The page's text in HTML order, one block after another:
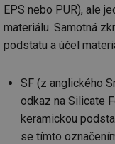
EPS nebo PUR), ale
materiálu. Samotná
podstatu a účel
SF (z anglického
odkaz na Silicate
keramickou
se tímto